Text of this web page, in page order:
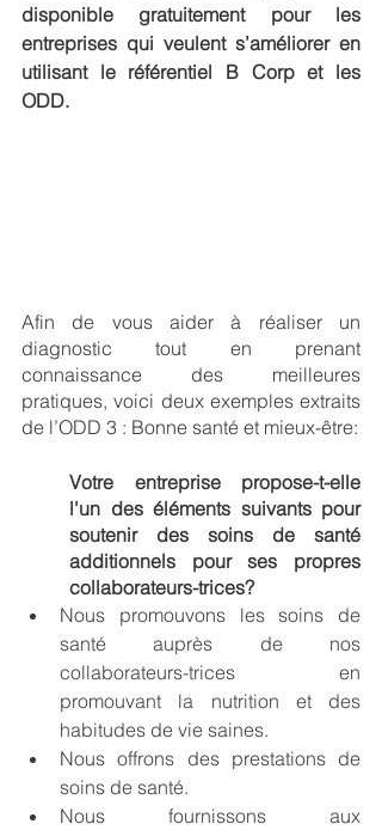
disponible gratuitement pour les
entreprises qui veulent s’améliorer en
utilisant le référentiel B Corp et les
ODD.
Afin de vous aider à réaliser un
diagnostic tout en prenant
connaissance des meilleures
pratiques, voici deux exemples extraits
de l’ODD 3 : Bonne santé et mieux-être:
Votre entreprise propose-t-elle
l'un des éléments suivants pour
soutenir des soins de santé
additionnels pour ses propres
collaborateurs-trices?
Nous promouvons les soins de
santé auprès de nos
collaborateurs-trices en
promouvant la nutrition et des
habitudes de vie saines.
Nous offrons des prestations de
soins de santé.
Nous fournissons aux